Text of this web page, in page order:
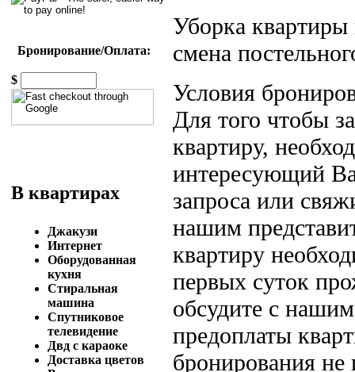
Бронирование/Оплата:
$
В квартирах
Джакузи
Интернет
Оборудованная
кухня
Стиральная
машина
Спутниковое
телевидение
Двд с караоке
Доставка цветов
Уборка квартиры
смена
Условия
Для того чтобы
квартиру,
интересующий
запроса или
нашим
квартиру
первых суток
обсудите с
предоплаты
бронирования не